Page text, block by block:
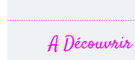
A Découvrir